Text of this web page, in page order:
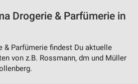
Drogerie & Parfümerie in
& Parfümerie findest Du aktuelle
von z.B. Rossmann, dm und Müller